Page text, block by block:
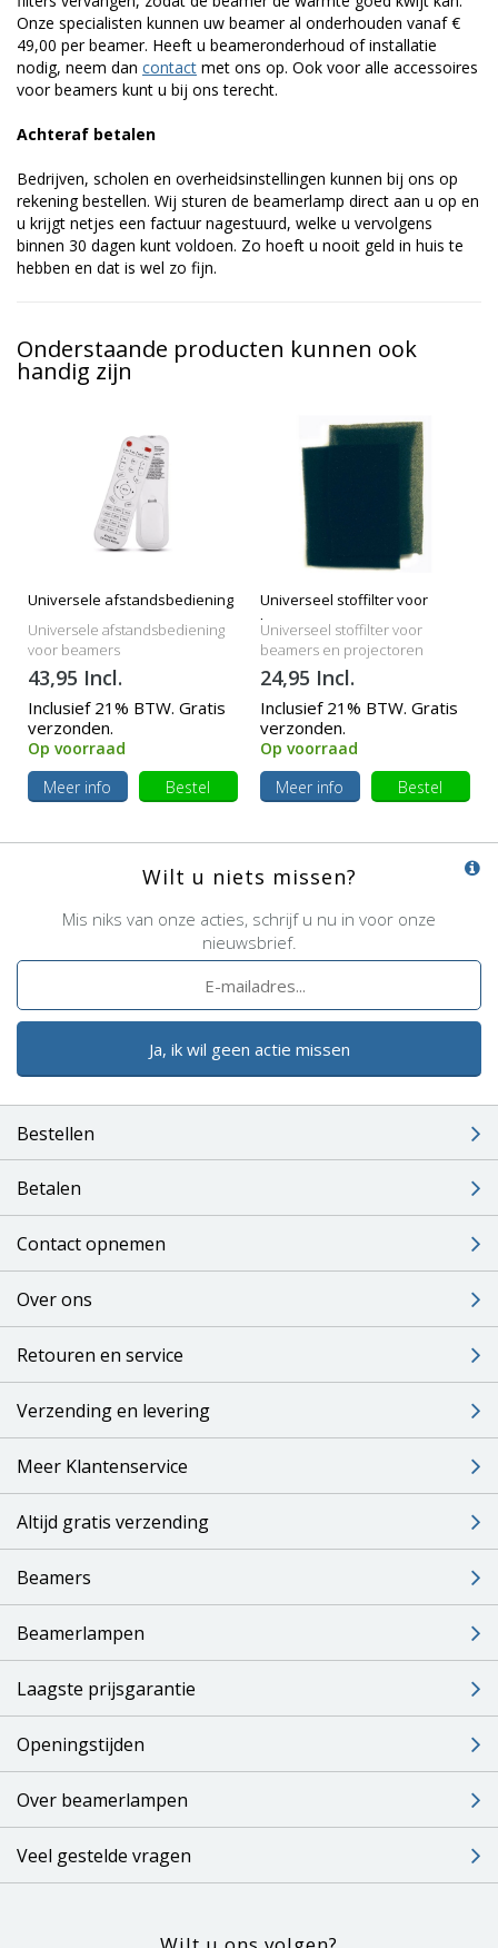
Onze specialisten kunnen uw beamer al onderhouden vanaf €
49,00 per beamer. Heeft u beameronderhoud of installatie
nodig, neem dan contact met ons op. Ook voor alle accessoires
voor beamers kunt u bij ons terecht.
Achteraf betalen
Bedrijven, scholen en overheidsinstellingen kunnen bij ons op
rekening bestellen. Wij sturen de beamerlamp direct aan u op en
u krijgt netjes een factuur nagestuurd, welke u vervolgens
binnen 30 dagen kunt voldoen. Zo hoeft u nooit geld in huis te
hebben en dat is wel zo fijn.
Onderstaande producten kunnen ook
handig zijn
Universele afstandsbediening
Universele afstandsbediening
voor beamers
43,95 Incl.
Inclusief 21% BTW. Gratis
verzonden.
Op voorraad
Meer info
Bestel
Universeel stoffilter voor
beamers
Universeel stoffilter voor
beamers en projectoren
24,95 Incl.
Inclusief 21% BTW. Gratis
verzonden.
Op voorraad
Meer info
Bestel
Wilt u niets missen?
Mis niks van onze acties, schrijf u nu in voor onze
nieuwsbrief.
Ja, ik wil geen actie missen
Bestellen
Betalen
Contact opnemen
Over ons
Retouren en service
Verzending en levering
Meer Klantenservice
Altijd gratis verzending
Beamers
Beamerlampen
Laagste prijsgarantie
Openingstijden
Over beamerlampen
Veel gestelde vragen